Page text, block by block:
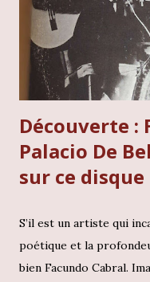
Découverte :
Palacio De
sur ce disque
S’il est un artiste qui
poétique et la
bien Facundo Cabral.